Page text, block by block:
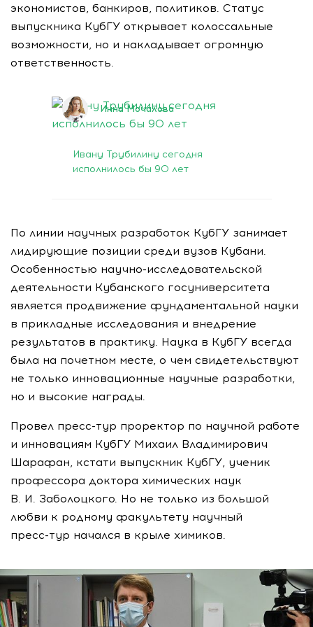
экономистов, банкиров, политиков. Статус
выпускника КубГУ открывает колоссальные
возможности, но и накладывает огромную
ответственность.
25 февраля 2021
Инна Мочалова
Ивану Трубилину сегодня
исполнилось бы 90 лет
По линии научных разработок КубГУ занимает
лидирующие позиции среди вузов Кубани.
Особенностью научно-исследовательской
деятельности Кубанского госуниверситета
является продвижение фундаментальной науки
в прикладные исследования и внедрение
результатов в практику. Наука в КубГУ всегда
была на почетном месте, о чем свидетельствуют
не только инновационные научные разработки,
но и высокие награды.
Провел пресс-тур проректор по научной работе
и инновациям КубГУ Михаил Владимирович
Шарафан, кстати выпускник КубГУ, ученик
профессора доктора химических наук
В. И. Заболоцкого. Но не только из большой
любви к родному факультету научный
пресс-тур начался в крыле химиков.